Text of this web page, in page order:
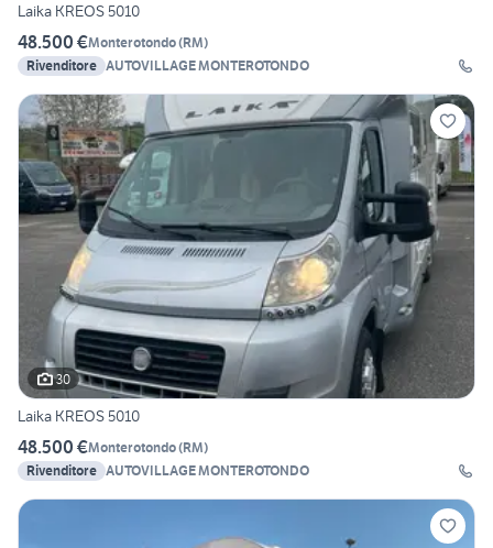
Laika KREOS 5010
48.500 €Monterotondo(RM)
Rivenditore AUTOVILLAGE MONTEROTONDO
30
Laika KREOS 5010
48.500 €Monterotondo(RM)
Rivenditore AUTOVILLAGE MONTEROTONDO